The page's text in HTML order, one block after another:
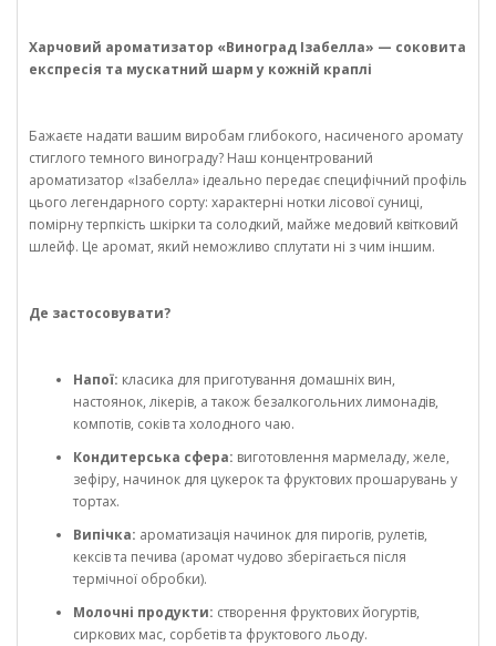
Харчовий ароматизатор «Виноград Ізабелла» — соковита
експресія та мускатний шарм у кожній краплі
Бажаєте надати вашим виробам глибокого, насиченого аромату
стиглого темного винограду? Наш концентрований
ароматизатор «Ізабелла» ідеально передає специфічний профіль
цього легендарного сорту: характерні нотки лісової суниці,
помірну терпкість шкірки та солодкий, майже медовий квітковий
шлейф. Це аромат, який неможливо сплутати ні з чим іншим.
Де застосовувати?
Напої: класика для приготування домашніх вин,
настоянок, лікерів, а також безалкогольних лимонадів,
компотів, соків та холодного чаю.
Кондитерська сфера: виготовлення мармеладу, желе,
зефіру, начинок для цукерок та фруктових прошарувань у
тортах.
Випічка: ароматизація начинок для пирогів, рулетів,
кексів та печива (аромат чудово зберігається після
термічної обробки).
Молочні продукти: створення фруктових йогуртів,
сиркових мас, сорбетів та фруктового льоду.